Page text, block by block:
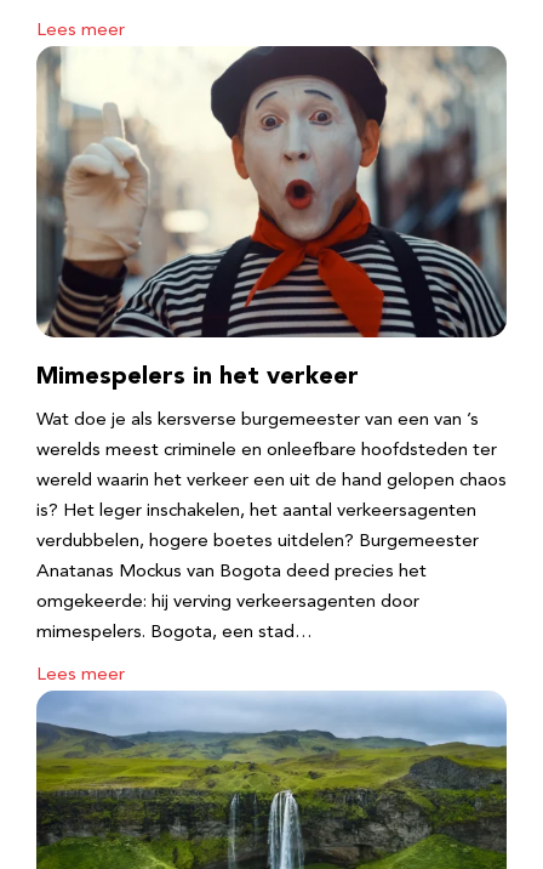
Lees meer
Mimespelers in het verkeer
Wat doe je als kersverse burgemeester van een van ’s
werelds meest criminele en onleefbare hoofdsteden ter
wereld waarin het verkeer een uit de hand gelopen chaos
is? Het leger inschakelen, het aantal verkeersagenten
verdubbelen, hogere boetes uitdelen? Burgemeester
Anatanas Mockus van Bogota deed precies het
omgekeerde: hij verving verkeersagenten door
mimespelers. Bogota, een stad…
Lees meer